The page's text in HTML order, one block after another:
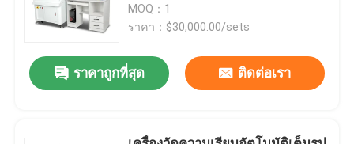
กรณี
เครื่องวัดวิชั่นซีเอ็นซี
ภาพในอุตสาหกรรม
MOQ：1
ราคา：$30,000.00/sets
ราคาถูกที่สุด ติดต่อเรา